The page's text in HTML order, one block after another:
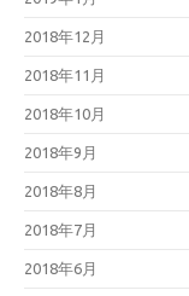
2018年12月
2018年11月
2018年10月
2018年9月
2018年8月
2018年7月
2018年6月